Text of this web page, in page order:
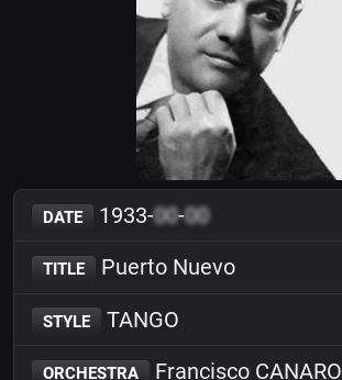
DATE 1933-00-00
TITLE Puerto Nuevo
STYLE TANGO
ORCHESTRA Francisco CANARO